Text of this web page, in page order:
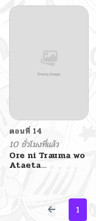
ตอนที่ 14
10 ชั่วโมงที่แล้ว
Ore ni Trauma wo
Ataeta
Zannen desu ga
Teokure desu 1